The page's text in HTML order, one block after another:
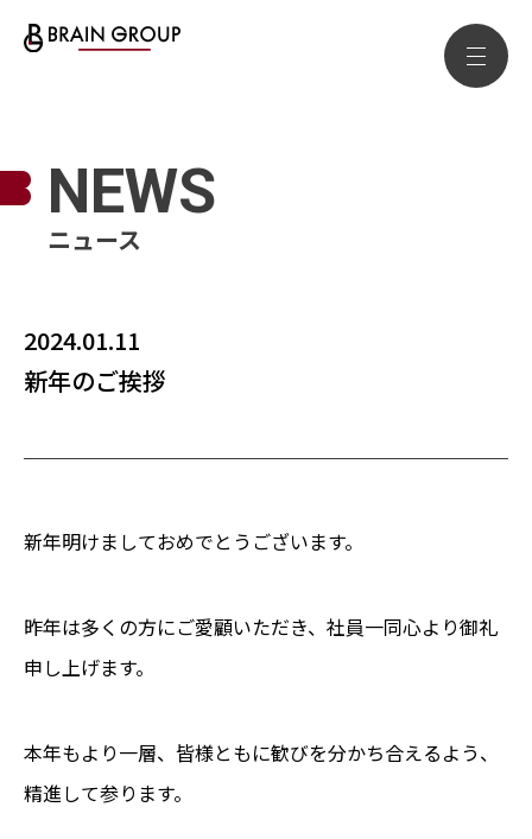
NEWS
ニュース
2024.01.11
新年のご挨拶
新年明けましておめでとうございます。
昨年は多くの方にご愛顧いただき、社員一同心より御礼
申し上げます。
本年もより一層、皆様ともに歓びを分かち合えるよう、
精進して参ります。